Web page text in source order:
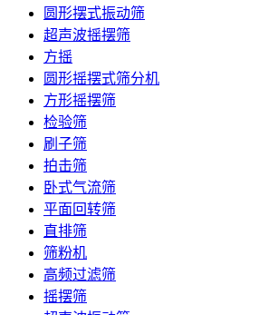
圆形摆式振动筛
超声波摇摆筛
方摇
圆形摇摆式筛分机
方形摇摆筛
检验筛
刷子筛
拍击筛
卧式气流筛
平面回转筛
直排筛
筛粉机
高频过滤筛
摇摆筛